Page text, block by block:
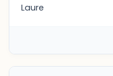
Laure